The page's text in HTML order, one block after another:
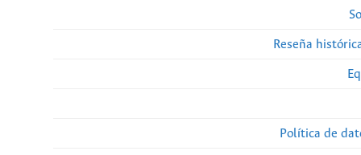
Reseña
Política de